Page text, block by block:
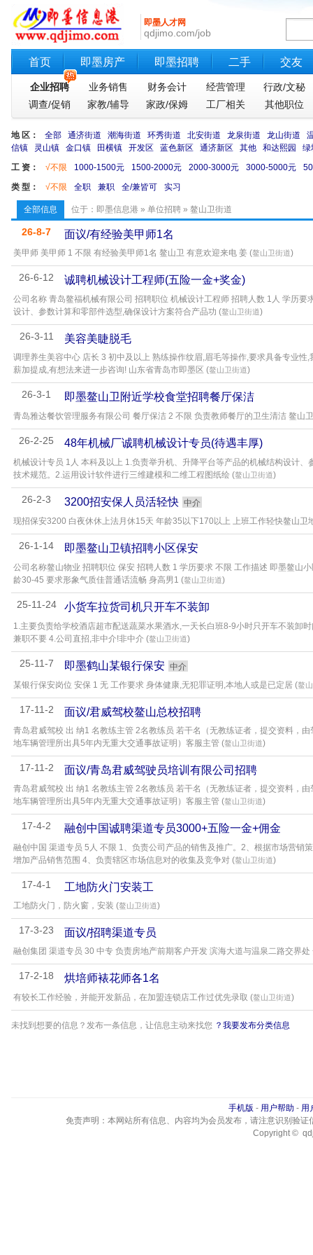
即墨人才网
qdjimo.com/job
首页 即墨房产 即墨招聘 二手 交友
企业招聘 业务销售 财务会计 经营管理
行政/文秘
调查/促销
家教/辅导 家政/保姆 工厂相关 其他职位
地 区： 全部 通济街道 潮海街道 环秀街道 北安街道 龙泉街道 龙山街道
信镇
灵山镇 金口镇 田横镇 开发区 蓝色新区 通济新区 其他 和达熙园
绿
工 资：
√不限 1000-1500元 1500-2000元 2000-3000元 3000-5000元
类 型：
√不限 全职 兼职 全/兼皆可 实习
全部信息 位于： 即墨信息港 » 单位招聘 » 鳌山卫街道
26-8-7 面议/有经验美甲师1名
美甲师 美甲师 1 不限 有经验美甲师1名 鳌山卫 有意欢迎来电 姜 (鳌山卫街道)
26-6-12 诚聘机械设计工程师(五险一金+奖金)
公司名称 青岛鳌福机械有限公司 招聘职位 机械设计工程师 招聘人数 1人 学历
设计、参数计算和零部件选型,确保设计方案符合产品功 (鳌山卫街道)
26-3-11 美容美睫脱毛
调理养生美容中心 店长 3 初中及以上 熟练操作纹眉,眉毛等操作,要求具备专业
薪加提成,有想法来进一步咨询! 山东省青岛市即墨区 (鳌山卫街道)
26-3-1 即墨鳌山卫附近学校食堂招聘餐厅保洁
青岛雅达餐饮管理服务有限公司 餐厅保洁 2 不限 负责教师餐厅的卫生清洁 鳌山
26-2-25 48年机械厂诚聘机械设计专员(待遇丰厚)
机械设计专员 1人 本科及以上 1.负责举升机、升降平台等产品的机械结构设计
技术规范。2.运用设计软件进行三维建模和二维工程图纸绘 (鳌山卫街道)
26-2-3 3200招安保人员活轻快 中介
现招保安3200 白夜休休上法月休15天 年龄35以下170以上 上班工作轻快鳌山卫
26-1-14 即墨鳌山卫镇招聘小区保安
公司名称鳌山物业 招聘职位 保安 招聘人数 1 学历要求 不限 工作描述 即墨鳌山
龄30-45 要求形象气质佳普通话流畅 身高男1 (鳌山卫街道)
25-11-24 小货车拉货司机只开车不装卸
1.主要负责给学校酒店超市配送蔬菜水果酒水,一天长白班8-9小时只开车不装卸
兼职不要 4.公司直招,非中介!非中介 (鳌山卫街道)
25-11-7 即墨鹤山某银行保安 中介
某银行保安岗位 安保 1 无 工作要求 身体健康,无犯罪证明,本地人或是已定居 (鳌
17-11-2 面议/君威驾校鳌山总校招聘
青岛君威驾校 出 纳1 名教练主管 2名教练员 若干名（无教练证者，提交资料，
地车辆管理所出具5年内无重大交通事故证明）客服主管 (鳌山卫街道)
17-11-2 面议/青岛君威驾驶员培训有限公司招聘
青岛君威驾校 出 纳1 名教练主管 2名教练员 若干名（无教练证者，提交资料，
地车辆管理所出具5年内无重大交通事故证明）客服主管 (鳌山卫街道)
17-4-2 融创中国诚聘渠道专员3000+五险一金+佣金
融创中国 渠道专员 5人 不限 1、负责公司产品的销售及推广。2、根据市场营销
增加产品销售范围 4、负责辖区市场信息对的收集及竞争对 (鳌山卫街道)
17-4-1 工地防火门安装工
工地防火门，防火窗，安装 (鳌山卫街道)
17-3-23 面议/招聘渠道专员
融创集团 渠道专员 30 中专 负责房地产前期客户开发 滨海大道与温泉二路交界
17-2-18 烘培师裱花师各1名
有较长工作经验，并能开发新品，在加盟连锁店工作过优先录取 (鳌山卫街道)
未找到想要的信息？发布一条信息，让信息主动来找您 ？我要发布分类信息
手机版 - 用户帮助 - 用
免责声明：本网站所有信息、内容均为会员发布，请注意识别验
Copyright ©